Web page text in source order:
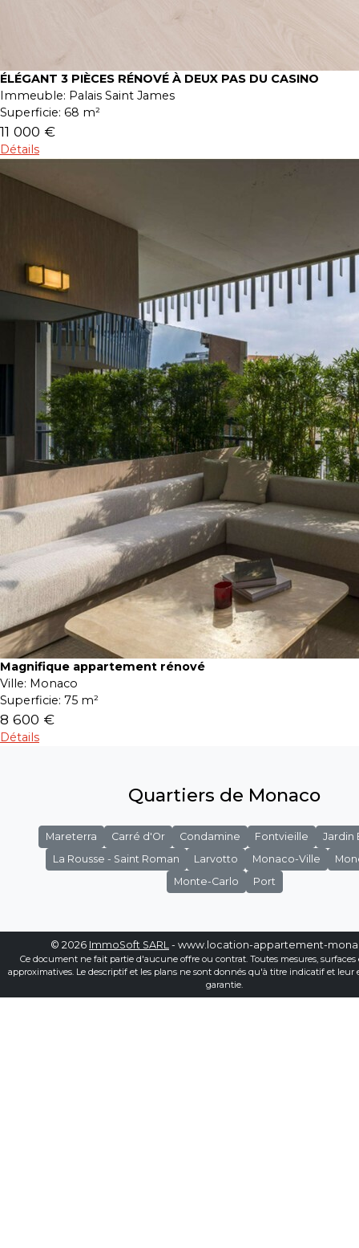
ÉLÉGANT 3 PIÈCES RÉNOVÉ À DEUX PAS DU CASINO
Immeuble: Palais Saint James
Superficie: 68 m²
11 000 €
Détails
Magnifique appartement rénové
Ville: Monaco
Superficie: 75 m²
8 600 €
Détails
Quartiers de Monaco
Mareterra Carré d'Or Condamine Fontvieille
Jardin
La Rousse - Saint Roman
Larvotto Monaco-Ville
Monte-Carlo
Port
© 2026 ImmoSoft SARL - www.location-appartement-
Ce document ne fait partie d'aucune offre ou contrat. Toutes mesures, surfaces
approximatives. Le descriptif et les plans ne sont donnés qu'à titre indicatif et leur
garantie.